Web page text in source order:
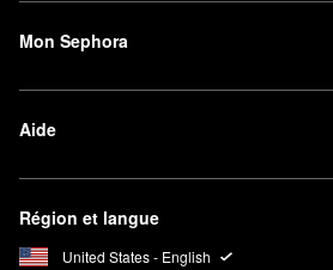
Mon Sephora
Aide
Région et langue
United States - English